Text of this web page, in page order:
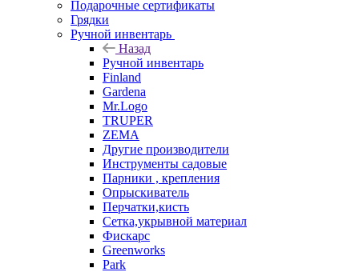
Подарочные сертификаты
Грядки
Ручной инвентарь
Назад
Ручной инвентарь
Finland
Gardena
Mr.Logo
TRUPER
ZEMA
Другие производители
Инструменты садовые
Парники , крепления
Опрыскиватель
Перчатки,кисть
Сетка,укрывной материал
Фискарс
Greenworks
Park